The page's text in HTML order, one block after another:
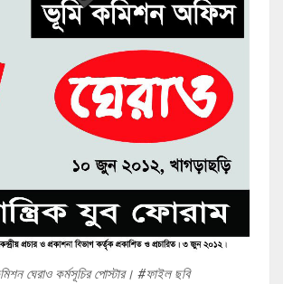
ঘেরাও কর্মসূচির পোস্টার। #ফাইল ছবি